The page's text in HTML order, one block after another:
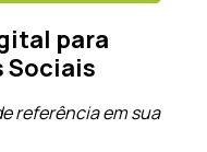
para
Sociais
referência em sua